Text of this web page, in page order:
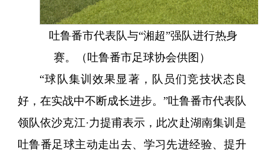
吐鲁番市代表队与“湘超”强队进行热身
赛。（吐鲁番市足球协会供图）
“球队集训效果显著，队员们竞技状态良
好，在实战中不断成长进步。”吐鲁番市代表队
领队依沙克江·力提甫表示，此次赴湖南集训是
吐鲁番足球主动走出去、学习先进经验、提升